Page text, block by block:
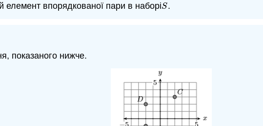
елемент впорядкованої пари в наборіS
S.
показаного нижче.